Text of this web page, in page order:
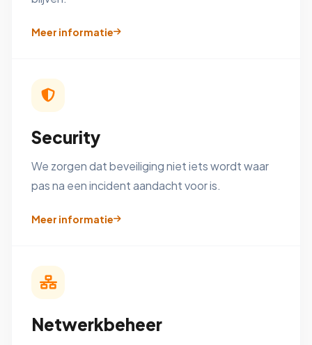
Meer informatie
Security
We zorgen dat beveiliging niet iets wordt waar
pas na een incident aandacht voor is.
Meer informatie
Netwerkbeheer